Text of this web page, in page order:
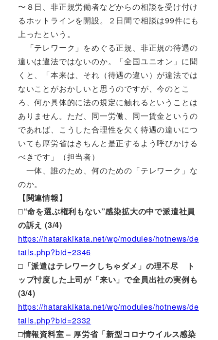
〜８日、非正規労働者などからの相談を受け付け
るホットラインを開設。２日間で相談は99件にも
上ったという。
「テレワーク」をめぐる正規、非正規の待遇の
違いは違法ではないのか。「全国ユニオン」に聞
くと、「本来は、それ（待遇の違い）が違法では
ないことがおかしいと思うのですが、今のとこ
ろ、何か具体的に法の規定に触れるということは
ありません。ただ、同一労働、同一賃金というの
であれば、こうした合理性を欠く待遇の違いにつ
いても厚労省はきちんと是正するよう呼びかける
べきです」（担当者）
一体、誰のため、何のための「テレワーク」な
のか。
【関連情報】
□“命を選ぶ権利もない”感染拡大の中で派遣社員
の訴え (3/4)
https://hatarakikata.net/wp/modules/hotnews/de
tails.php?bid=2346
□「派遣はテレワークしちゃダメ」の理不尽 ト
ップ忖度した上司が「来い」で全員出社の実例も
(3/4)
https://hatarakikata.net/wp/modules/hotnews/de
tails.php?bid=2332
□情報資料室 – 厚労省「新型コロナウイルス感染